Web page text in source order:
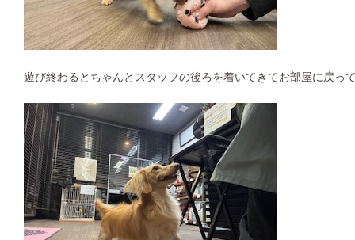
遊び終わるとちゃんとスタッフの後ろを着いてきてお部屋に戻っ